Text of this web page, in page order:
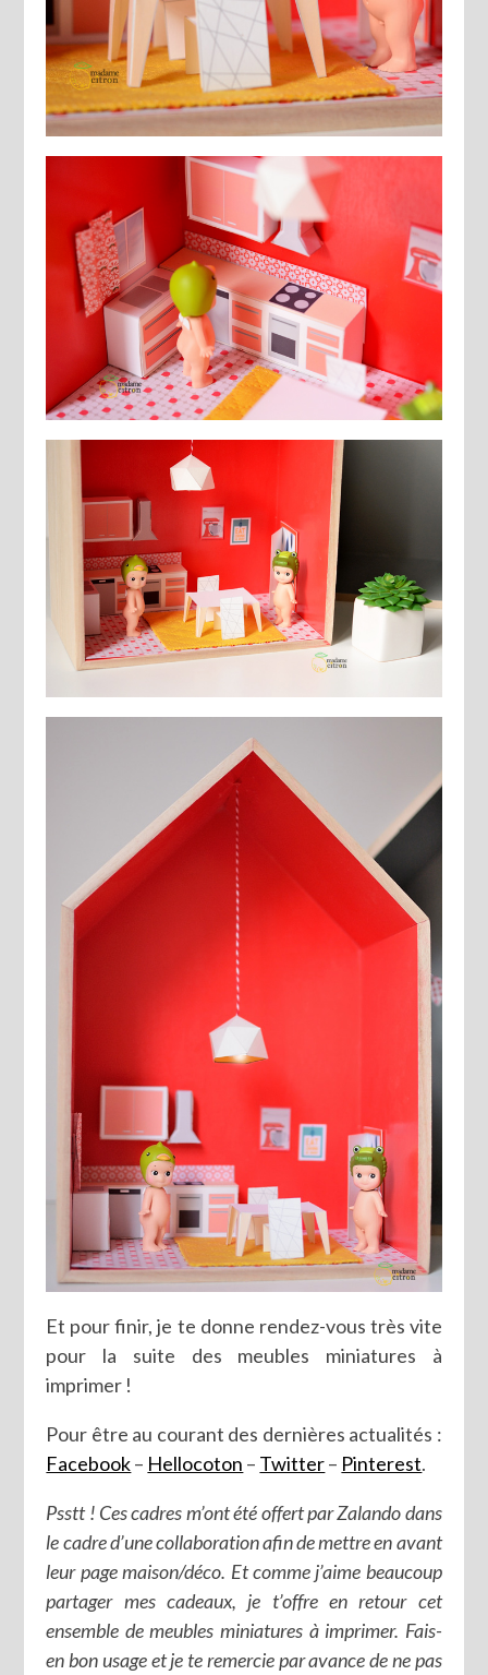
Et pour finir, je te donne rendez-vous très vite
pour la suite des meubles miniatures à
imprimer !
Pour être au courant des dernières actualités :
Facebook– Hellocoton – Twitter– Pinterest.
Psstt ! Ces cadres m’ont été offert par Zalando dans
le cadre d’une collaboration afin de mettre en avant
leur page maison/déco. Et comme j’aime beaucoup
partager mes cadeaux, je t’offre en retour cet
ensemble de meubles miniatures à imprimer. Fais-
en bon usage et je te remercie par avance de ne pas